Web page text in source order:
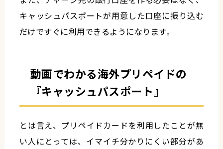
キャッシュパスポートが用意した口座に振り込む
だけですぐに利用できるようになります。
動画でわかる海外プリペイドの
『キャッシュパスポート』
とは言え、プリペイドカードを利用したことが無
い人にとっては、イマイチ分かりにくい部分があ